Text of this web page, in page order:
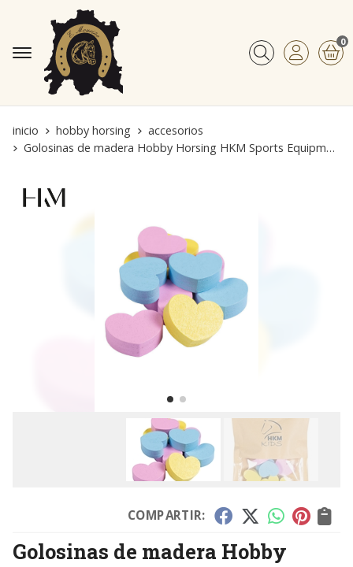
Buscar
0
inicio hobby horsing
accesorios
Golosinas de madera Hobby Horsing HKM Sports Equipment con forma de corazón
COMPARTIR:
Golosinas de madera Hobby